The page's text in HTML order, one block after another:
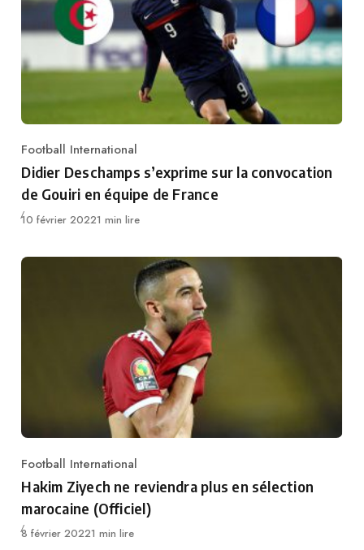
Category
Football International
Didier Deschamps s’exprime sur la convocation
de Gouiri en équipe de France
Publié
10 février 20221 min lire
Category
Football International
Hakim Ziyech ne reviendra plus en sélection
marocaine (Officiel)
Publié
8 février 20221 min lire